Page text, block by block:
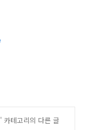
' 카테고리의 다른 글